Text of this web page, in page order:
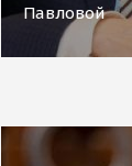
Павловой